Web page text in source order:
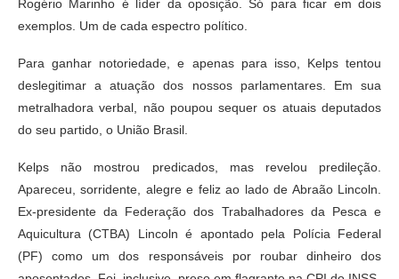
Rogério Marinho é líder da oposição. Só para ficar em dois
exemplos. Um de cada espectro político.
Para ganhar notoriedade, e apenas para isso, Kelps tentou
deslegitimar a atuação dos nossos parlamentares. Em sua
metralhadora verbal, não poupou sequer os atuais deputados
do seu partido, o União Brasil.
Kelps não mostrou predicados, mas revelou predileção.
Apareceu, sorridente, alegre e feliz ao lado de Abraão Lincoln.
Ex-presidente da Federação dos Trabalhadores da Pesca e
Aquicultura (CTBA) Lincoln é apontado pela Polícia Federal
(PF) como um dos responsáveis por roubar dinheiro dos